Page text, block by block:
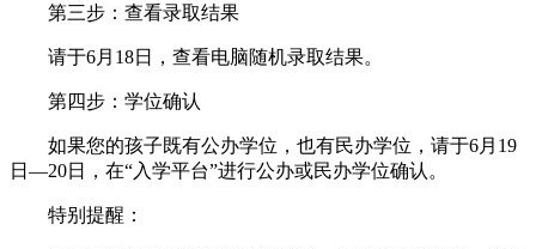
第三步：查看录取结果
请于6月18日，查看电脑随机录取结果。
第四步：学位确认
如果您的孩子既有公办学位，也有民办学位，请于6月19
日—20日，在“入学平台”进行公办或民办学位确认。
特别提醒：